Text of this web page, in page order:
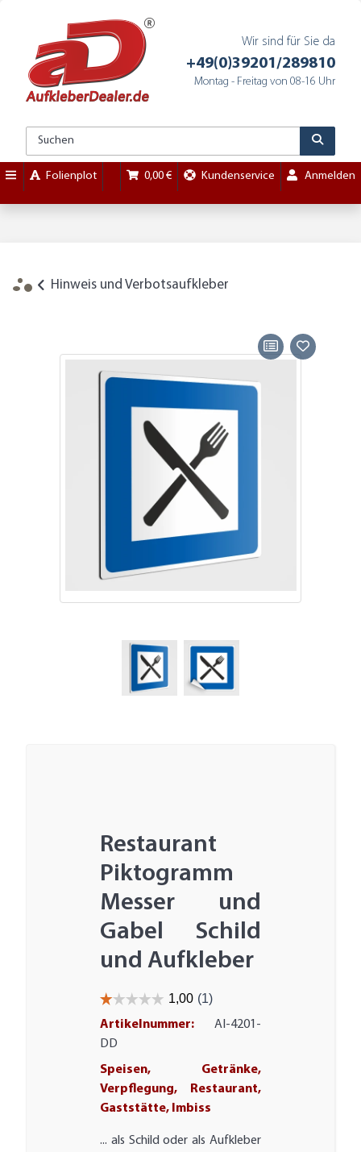
Wir sind für Sie da
+49(0)39201/289810
Montag - Freitag von 08-16 Uhr
Folienplot 0,00 € Kundenservice Anmelden
Hinweis und Verbotsaufkleber
Restaurant
Piktogramm
Messer und
Gabel Schild
und Aufkleber
Artikelnummer: AI-4201-
DD
Speisen, Getränke,
Verpflegung, Restaurant,
Gaststätte, Imbiss
... als Schild oder als Aufkleber